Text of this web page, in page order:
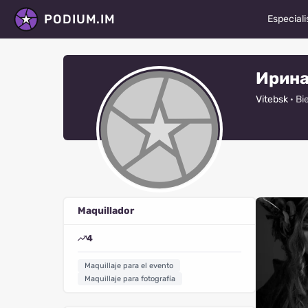
PODIUM.IM
Actores
Bailarines
Todos
Vitebsk ·
Maquillador
4
Maquillaje para el evento
Maquillaje para fotografía